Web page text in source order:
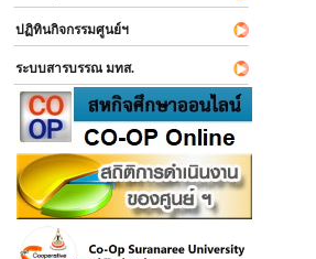
ปฏิทินกิจกรรมศูนย์ฯ
ระบบสารบรรณ มทส.